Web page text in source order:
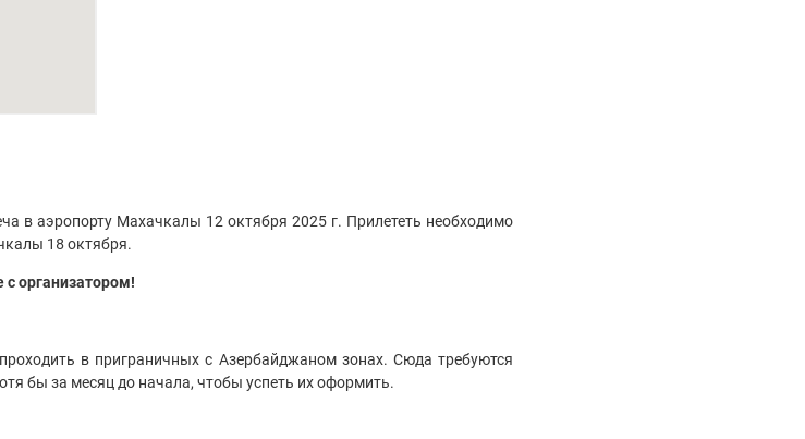
в аэропорту Махачкалы 12 октября 2025 г. Прилететь необходимо
18 октября.
с организатором!
в приграничных с Азербайджаном зонах. Сюда требуются
бы за месяц до начала, чтобы успеть их оформить.